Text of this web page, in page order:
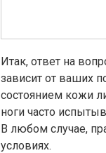
Итак, ответ на
зависит от ваших
состоянием кожи
ноги часто
В любом случае,
условиях.